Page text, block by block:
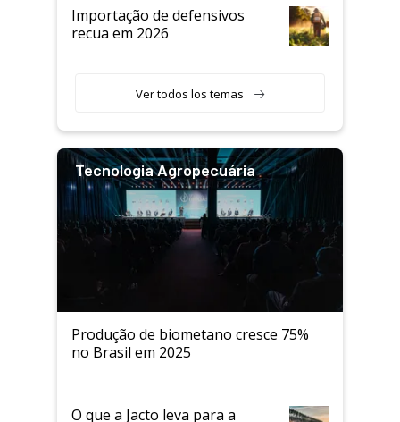
Importação de defensivos
recua em 2026
Ver todos los temas
Tecnologia Agropecuária
Produção de biometano cresce 75%
no Brasil em 2025
O que a Jacto leva para a